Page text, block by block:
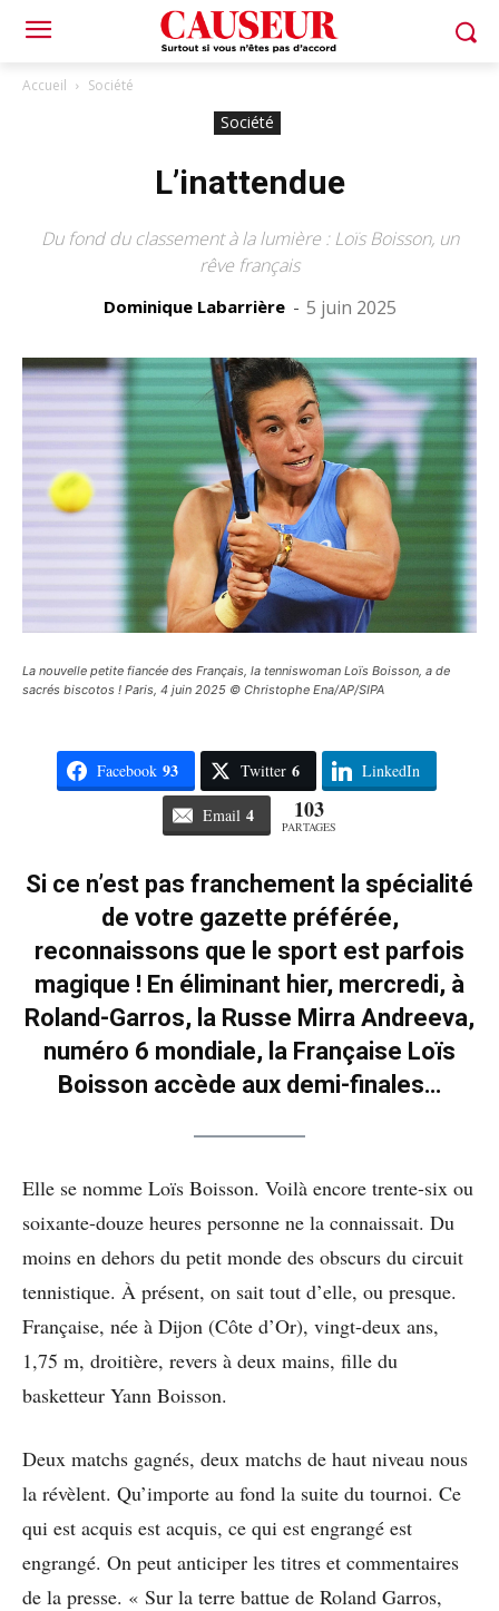
Accueil Société
Société
L’inattendue
Du fond du classement à la lumière : Loïs Boisson, un
rêve français
Dominique Labarrière - 5 juin 2025
La nouvelle petite fiancée des Français, la tenniswoman Loïs Boisson, a de
sacrés biscotos ! Paris, 4 juin 2025 © Christophe Ena/AP/SIPA
Facebook 93 Twitter 6 LinkedIn
Email 4 103
PARTAGES
Si ce n’est pas franchement la spécialité
de votre gazette préférée,
reconnaissons que le sport est parfois
magique ! En éliminant hier, mercredi, à
Roland-Garros, la Russe Mirra Andreeva,
numéro 6 mondiale, la Française Loïs
Boisson accède aux demi-finales…
Elle se nomme Loïs Boisson. Voilà encore trente-six ou
soixante-douze heures personne ne la connaissait. Du
moins en dehors du petit monde des obscurs du circuit
tennistique. À présent, on sait tout d’elle, ou presque.
Française, née à Dijon (Côte d’Or), vingt-deux ans,
1,75 m, droitière, revers à deux mains, fille du
basketteur Yann Boisson.
Deux matchs gagnés, deux matchs de haut niveau nous
la révèlent. Qu’importe au fond la suite du tournoi. Ce
qui est acquis est acquis, ce qui est engrangé est
engrangé. On peut anticiper les titres et commentaires
de la presse. « Sur la terre battue de Roland Garros,